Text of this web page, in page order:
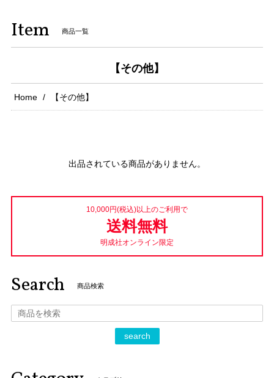
Item 商品一覧
【その他】
Home 【その他】
出品されている商品がありません。
10,000円(税込)以上のご利用で
送料無料
明成社オンライン限定
Search 商品検索
search